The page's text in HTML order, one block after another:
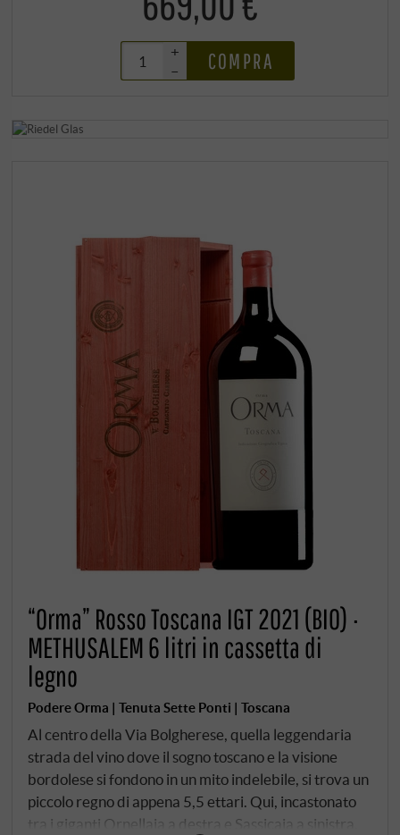
+
–
COMPRA
“Orma” Rosso Toscana IGT 2021 (BIO) ·
METHUSALEM 6 litri in cassetta di
legno
Podere Orma | Tenuta Sette Ponti | Toscana
Al centro della Via Bolgherese, quella leggendaria
strada del vino dove il sogno toscano e la visione
bordolese si fondono in un mito indelebile, si trova un
piccolo regno di appena 5,5 ettari. Qui, incastonato
tra i giganti Ornellaia a destra e Sassicaia a sinistra,